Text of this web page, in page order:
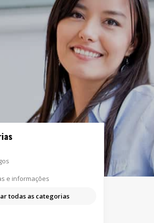
e informações
todas as categorias